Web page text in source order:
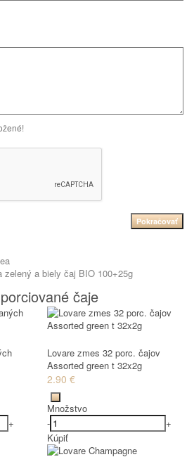
Pokračovať
zelený a biely čaj BIO 100+25g
čaje
+
Lovare zmes 32 porc. čajov
Assorted green t 32x2g
2.90 €
Množstvo
-
+
Kúpiť